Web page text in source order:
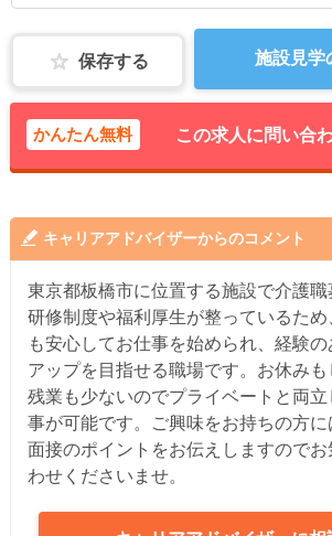
保存する 施設見学
かんたん無料 この求人に問い合
キャリアアドバイザーからのコメント
東京都板橋市に位置する施設で介護
研修制度や福利厚生が整っているた
も安心してお仕事を始められ、経験
アップを目指せる職場です。お休みも
残業も少ないのでプライベートと両
事が可能です。ご興味をお持ちの方
面接のポイントをお伝えしますので
わせくださいませ。